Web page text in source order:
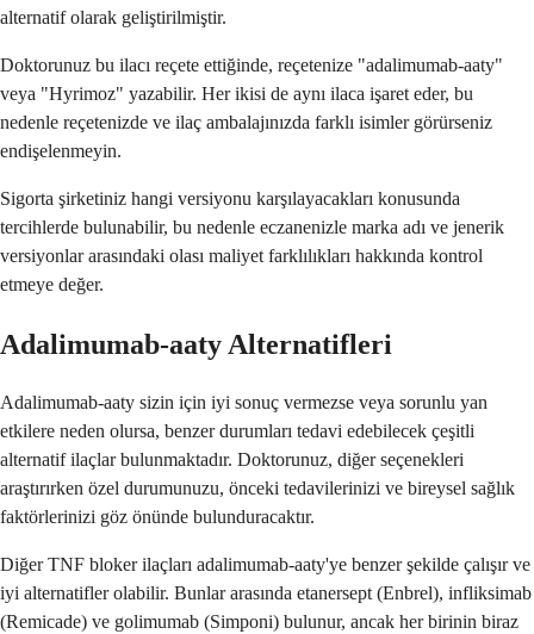
alternatif olarak geliştirilmiştir.
Doktorunuz bu ilacı reçete ettiğinde, reçetenize "adalimumab-aaty"
veya "Hyrimoz" yazabilir. Her ikisi de aynı ilaca işaret eder, bu
nedenle reçetenizde ve ilaç ambalajınızda farklı isimler görürseniz
endişelenmeyin.
Sigorta şirketiniz hangi versiyonu karşılayacakları konusunda
tercihlerde bulunabilir, bu nedenle eczanenizle marka adı ve jenerik
versiyonlar arasındaki olası maliyet farklılıkları hakkında kontrol
etmeye değer.
Adalimumab-aaty Alternatifleri
Adalimumab-aaty sizin için iyi sonuç vermezse veya sorunlu yan
etkilere neden olursa, benzer durumları tedavi edebilecek çeşitli
alternatif ilaçlar bulunmaktadır. Doktorunuz, diğer seçenekleri
araştırırken özel durumunuzu, önceki tedavilerinizi ve bireysel sağlık
faktörlerinizi göz önünde bulunduracaktır.
Diğer TNF bloker ilaçları adalimumab-aaty'ye benzer şekilde çalışır ve
iyi alternatifler olabilir. Bunlar arasında etanersept (Enbrel), infliksimab
(Remicade) ve golimumab (Simponi) bulunur, ancak her birinin biraz